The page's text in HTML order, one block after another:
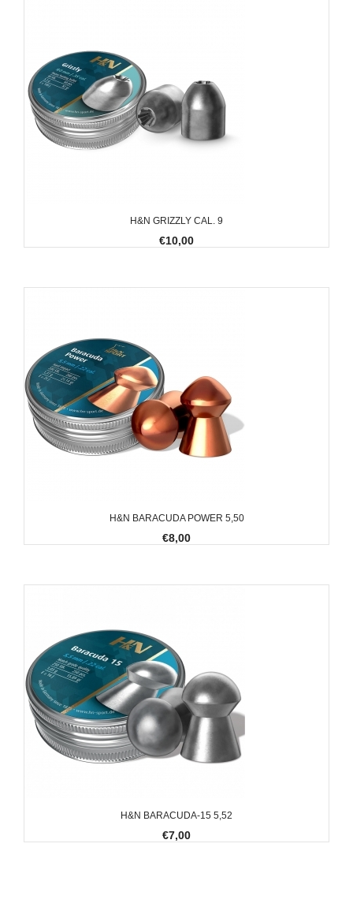
H&N GRIZZLY CAL. 9
€10,00
H&N BARACUDA POWER 5,50
€8,00
H&N BARACUDA-15 5,52
€7,00